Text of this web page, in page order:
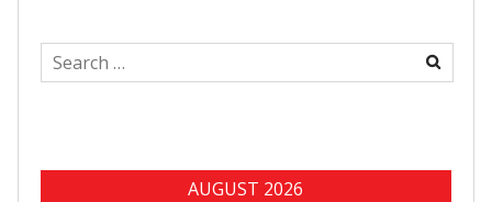
Search
for:
AUGUST 2026